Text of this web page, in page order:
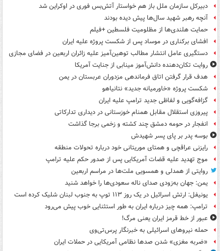
دبیرکل سازمان ملل باز هم خواستار آتش‌بس فوری در اوکراین شد
آنچه رهبر شهید سال‌ها پیش دیده بودند
حمایت هلندی‌ها از مظلومیت فلسطین +فیلم
افشای برکناری در موساد پس از شکست پروژه علیه ایران
دستگیری عامل انتشار مطالب توهین‌آمیز علیه زائران اربعین در فضای مجازی
روایت تکان‌دهنده دانش‌آموز مینابی از جنایت آمریکا
هدف قرار گرفتن اتاق‌ فرماندهی مزدوران عربستان در یمن
شکست پروژه «خاورمیانه جدید» نتانیاهو
گزافه‌گویی و لفاظی جدید ترامپ علیه ایران
پیروزی استقلال مقابل همنام خوزستانی در دیداری تدارکاتی
انفجار در حومه دمشق چند کشته و زخمی برجا گذاشت
بوسه‌ پدر بر پای پسر شهیدش
رایزنی عراقچی و همتای موریتانی خود درباره تحولات منطقه
موج تهدید علیه قضات آمریکایی پس از صدور حکم علیه ترامپ
روایتی از همدلی و همسویی ملت‌ها در مراسم اربعین
یمن: جهان به‌زودی صدای ناله سعودی‌ها را خواهد شنید
یونیفل: ارتش اسرائیل در یک روز ۱۱۳ توپ به جنوب لبنان شلیک کرده است
ترامپ: همه چیز درباره ایران به طور استثنایی خوب پیش می‌رود
عبور از خط قرمز ایران یعنی مرگ!
حمله نیروهای اسرائیلی به خبرنگار پرس‌تی‌وی
«ضربه مغزی» شدن صدها نظامی آمریکایی در حملات ایران